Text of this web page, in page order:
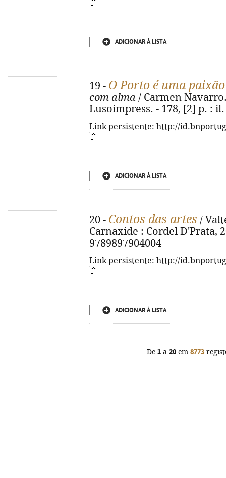
ADICIONAR À LISTA
19 - O Porto é uma paixão
com alma / Carmen
Lusoimpress. - 178, [2] p. : il.
Link persistente: http://
ADICIONAR À LISTA
20 - Contos das artes /
Carnaxide : Cordel D'Prata,
9789897904004
Link persistente: http://
ADICIONAR À LISTA
De 1a 20em 8773